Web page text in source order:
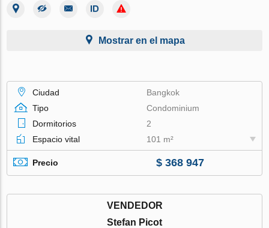
Mostrar en el mapa
Ciudad
Bangkok
Tipo
Condominium
Dormitorios
2
Espacio vital
101 m²
Precio $ 368 947
VENDEDOR
Stefan Picot